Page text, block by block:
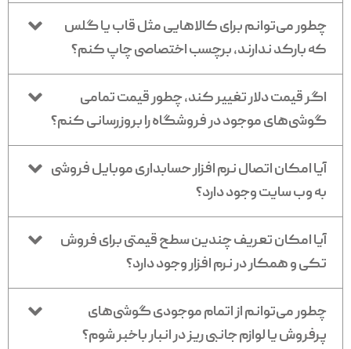
چطور می‌توانم برای کالاهایی مثل قاب یا گلس
که بارکد ندارند، برچسب اختصاصی چاپ کنم؟
اگر قیمت دلار تغییر کند، چطور قیمت تمامی
گوشی‌های موجود در فروشگاه را بروزرسانی کنم؟
آیا امکان اتصال نرم افزار حسابداری موبایل فروشی
به وب سایت وجود دارد؟
آیا امکان تعریف چندین سطح قیمتی برای فروش
تکی و همکار در نرم افزار وجود دارد؟
چطور می‌توانم از اتمام موجودی گوشی‌های
پرفروش یا لوازم جانبی ریز در انبار باخبر شوم؟